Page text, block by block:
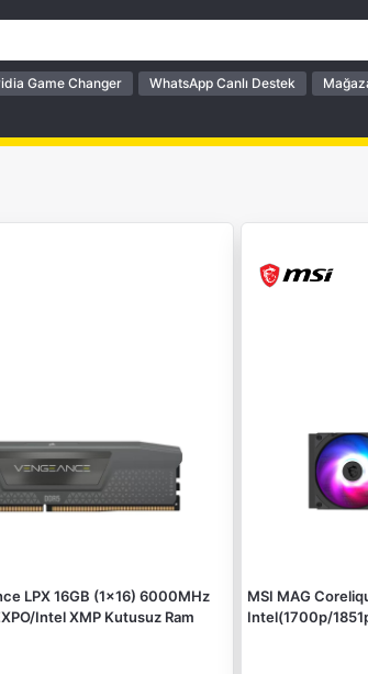
Game Changer WhatsApp Canlı Destek
LPX 16GB (1x16) 6000MHz
Intel XMP Kutusuz Ram
MSI MAG
Intel(1700p/